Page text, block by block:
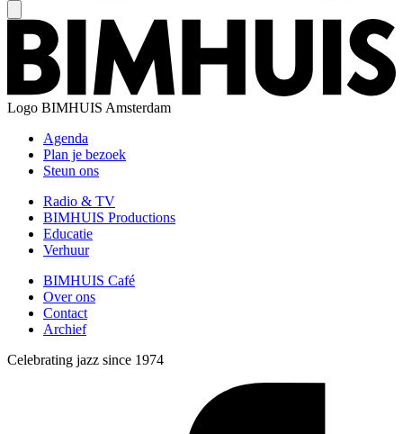
Logo BIMHUIS Amsterdam
Agenda
Plan je bezoek
Steun ons
Radio & TV
BIMHUIS Productions
Educatie
Verhuur
BIMHUIS Café
Over ons
Contact
Archief
Celebrating jazz since 1974